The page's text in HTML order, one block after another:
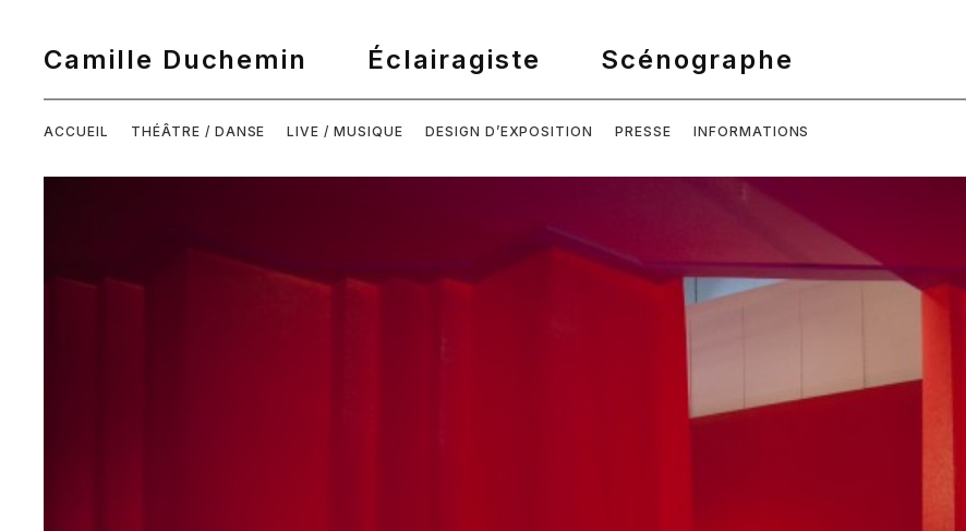
ACCUEIL THÉÂTRE / DANSE LIVE / MUSIQUE DESIGN D’EXPOSITION PRESSE INFORMATIONS